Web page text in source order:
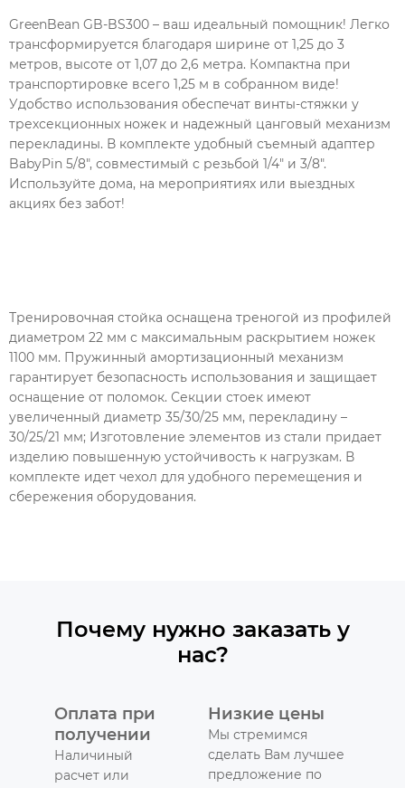
GreenBean GB-BS300 – ваш идеальный помощник! Легко
трансформируется благодаря ширине от 1,25 до 3
метров, высоте от 1,07 до 2,6 метра. Компактна при
транспортировке всего 1,25 м в собранном виде!
Удобство использования обеспечат винты-стяжки у
трехсекционных ножек и надежный цанговый механизм
перекладины. В комплекте удобный съемный адаптер
BabyPin 5/8", совместимый с резьбой 1/4" и 3/8".
Используйте дома, на мероприятиях или выездных
акциях без забот!
Тренировочная стойка оснащена треногой из профилей
диаметром 22 мм с максимальным раскрытием ножек
1100 мм. Пружинный амортизационный механизм
гарантирует безопасность использования и защищает
оснащение от поломок. Секции стоек имеют
увеличенный диаметр 35/30/25 мм, перекладину –
30/25/21 мм; Изготовление элементов из стали придает
изделию повышенную устойчивость к нагрузкам. В
комплекте идет чехол для удобного перемещения и
сбережения оборудования.
Почему нужно заказать у
нас?
Оплата при
получении
Наличиный
расчет или
Низкие цены
Мы стремимся
сделать Вам лучшее
предложение по